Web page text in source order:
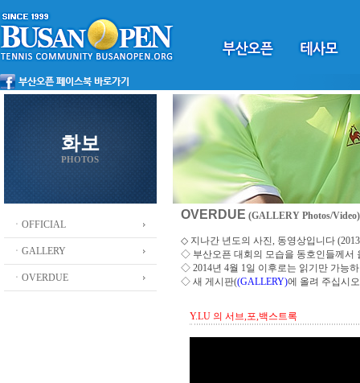
화보
PHOTOS
ㆍOFFICIAL
ㆍGALLERY
ㆍOVERDUE
OVERDUE (GALLERY Photos/Video)
◇ 지나간 년도의 사진, 동영상입니다
◇ 부산오픈 대회의 모습을 동호인들께서
◇ 2014년 4월 1일 이후로는 읽기만 가능
◇ 새 게시판((GALLERY)에 올려 주십시오
Y.LU 의 서브,포,백스트록